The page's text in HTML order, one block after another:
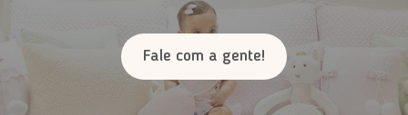
Fale com a gente!